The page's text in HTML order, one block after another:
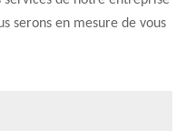
serons en mesure de vous